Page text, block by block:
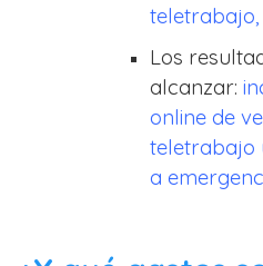
Los
alcanzar:
online de
teletrabajo
a